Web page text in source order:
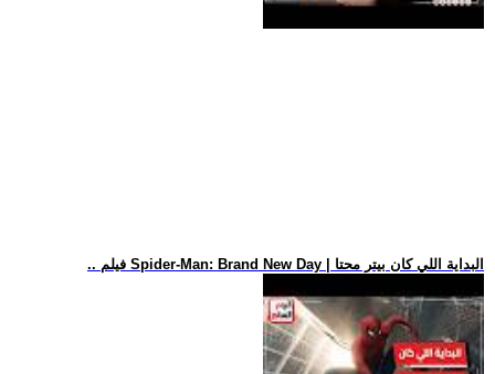
.. فيلم Spider-Man: Brand New Day | البداية اللي كان بيتر محتا